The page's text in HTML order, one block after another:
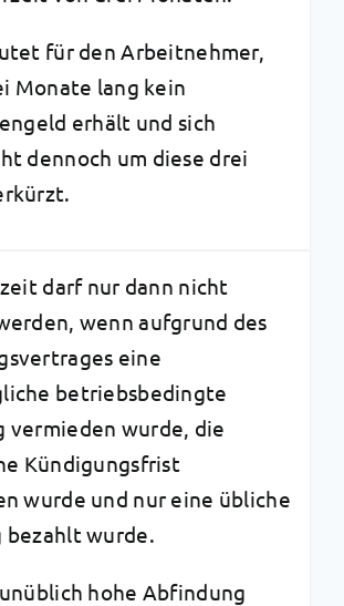
für den Arbeitnehmer,
Monate lang kein
erhält und sich
dennoch um diese drei
darf nur dann nicht
wenn aufgrund des
eine
betriebsbedingte
vermieden wurde, die
Kündigungsfrist
wurde und nur eine übliche
bezahlt wurde.
hohe Abfindung